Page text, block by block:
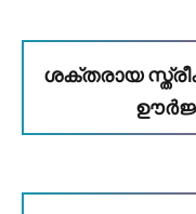
ശക്തരായ